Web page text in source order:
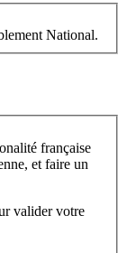
National.
française
et faire un
valider votre